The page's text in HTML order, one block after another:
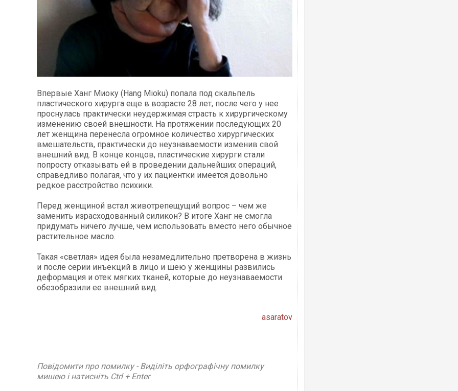
Впервые Ханг Миоку (Hang Mioku) попала под скальпель
пластического хирурга еще в возрасте 28 лет, после чего у нее
проснулась практически неудержимая страсть к хирургическому
изменению своей внешности. На протяжении последующих 20
лет женщина перенесла огромное количество хирургических
вмешательств, практически до неузнаваемости изменив свой
внешний вид. В конце концов, пластические хирурги стали
попросту отказывать ей в проведении дальнейших операций,
справедливо полагая, что у их пациентки имеется довольно
редкое расстройство психики.
Перед женщиной встал животрепещущий вопрос – чем же
заменить израсходованный силикон? В итоге Ханг не смогла
придумать ничего лучше, чем использовать вместо него обычное
растительное масло.
Такая «светлая» идея была незамедлительно претворена в жизнь
и после серии инъекций в лицо и шею у женщины развились
деформация и отек мягких тканей, которые до неузнаваемости
обезобразили ее внешний вид.
asaratov
Повідомити про помилку - Виділіть орфографічну помилку
мишею і натисніть Ctrl + Enter